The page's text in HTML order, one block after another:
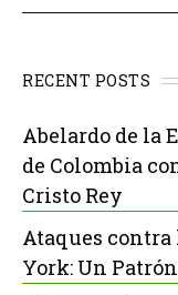
RECENT POSTS
Abelardo de la
de Colombia
Cristo Rey
Ataques
York: Un